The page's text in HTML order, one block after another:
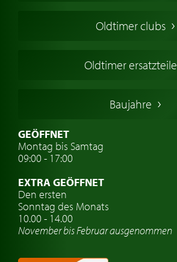
Englische Oldtimer
Deutsche Oldtimer
Schwedische Oldtimer
Oldtimer mit h-kennzeichen
Auto Oldtimer Markt
Oldtimer-Versicherung
Oldtimer-Clubs
Oldtimer-Reisen
Oldtimer clubs
Oldtimer ersatzteile
Baujahre
GEÖFFNET
Montag bis Samtag
09:00 - 17:00
EXTRA GEÖFFNET
Den ersten
Sonntag des Monats
10.00 - 14.00
November bis Februar ausgenommen